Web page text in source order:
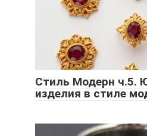
Стиль Модерн ч.5.
изделия в стиле